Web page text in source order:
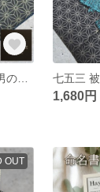
1,680円
OUT